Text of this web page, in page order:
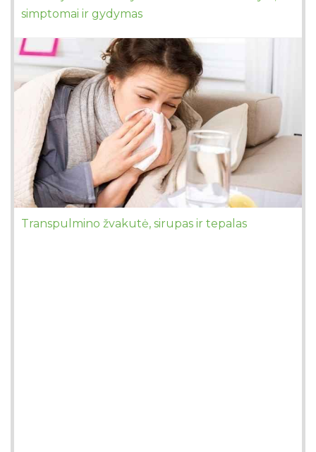
simptomai ir gydymas
Transpulmino žvakutė, sirupas ir tepalas